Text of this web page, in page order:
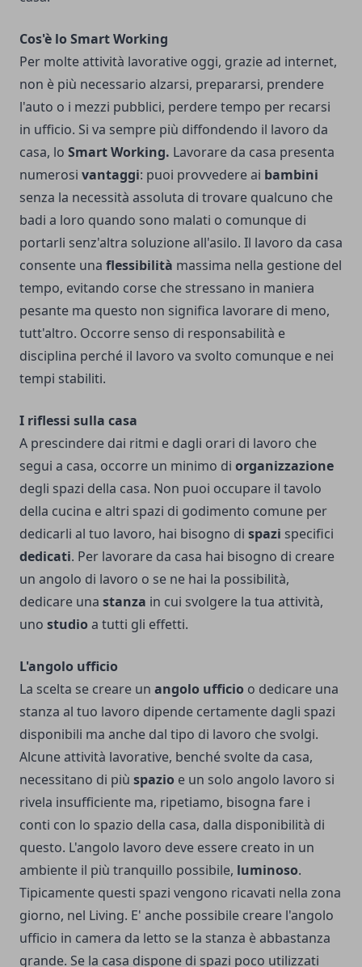
Cos'è lo Smart Working
Per molte attività lavorative oggi, grazie ad internet,
non è più necessario alzarsi, prepararsi, prendere
l'auto o i mezzi pubblici, perdere tempo per recarsi
in ufficio. Si va sempre più diffondendo il lavoro da
casa, lo Smart Working. Lavorare da casa presenta
numerosi vantaggi: puoi provvedere ai bambini
senza la necessità assoluta di trovare qualcuno che
badi a loro quando sono malati o comunque di
portarli senz'altra soluzione all'asilo. Il lavoro da casa
consente una flessibilità massima nella gestione del
tempo, evitando corse che stressano in maniera
pesante ma questo non significa lavorare di meno,
tutt'altro. Occorre senso di responsabilità e
disciplina perché il lavoro va svolto comunque e nei
tempi stabiliti.
I riflessi sulla casa
A prescindere dai ritmi e dagli orari di lavoro che
segui a casa, occorre un minimo di organizzazione
degli spazi della casa. Non puoi occupare il tavolo
della cucina e altri spazi di godimento comune per
dedicarli al tuo lavoro, hai bisogno di spazi specifici
dedicati. Per lavorare da casa hai bisogno di creare
un angolo di lavoro o se ne hai la possibilità,
dedicare una stanza in cui svolgere la tua attività,
uno studio a tutti gli effetti.
L'angolo ufficio
La scelta se creare un angolo ufficio o dedicare una
stanza al tuo lavoro dipende certamente dagli spazi
disponibili ma anche dal tipo di lavoro che svolgi.
Alcune attività lavorative, benché svolte da casa,
necessitano di più spazio e un solo angolo lavoro si
rivela insufficiente ma, ripetiamo, bisogna fare i
conti con lo spazio della casa, dalla disponibilità di
questo. L'angolo lavoro deve essere creato in un
ambiente il più tranquillo possibile, luminoso.
Tipicamente questi spazi vengono ricavati nella zona
giorno, nel Living. E' anche possibile creare l'angolo
ufficio in camera da letto se la stanza è abbastanza
grande. Se la casa dispone di spazi poco utilizzati